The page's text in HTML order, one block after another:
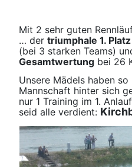
Mit 2 sehr guten
… der triumphale 1.
(bei 3 starken Teams)
Gesamtwertung bei 26
Unsere Mädels haben
Mannschaft hinter sich
nur 1 Training im 1.
seid alle verdient: